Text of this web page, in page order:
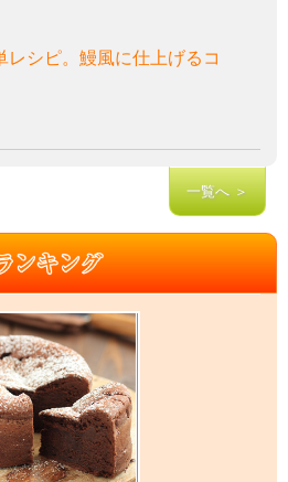
レシピ。鰻風に仕上げるコ
一覧へ ＞